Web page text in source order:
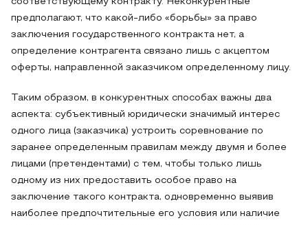
предполагают, что какой-либо «борьбы» за право
заключения государственного контракта нет, а
определение контрагента связано лишь с акцептом
оферты, направленной заказчиком определенному лицу.
Таким образом, в конкурентных способах важны два
аспекта: субъективный юридически значимый интерес
одного лица (заказчика) устроить соревнование по
заранее определенным правилам между двумя и более
лицами (претендентами) с тем, чтобы только лишь
одному из них предоставить особое право на
заключение такого контракта, одновременно выявив
наиболее предпочтительные его условия или наличие